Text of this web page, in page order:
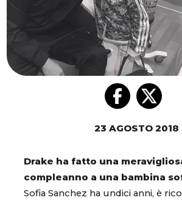
23 AGOSTO 2018
Drake ha fatto una
compleanno a una bambina
Sofia Sanchez ha undici anni, è